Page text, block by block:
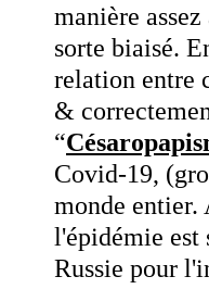
manière
sorte biaisé.
relation entre
&
“
Covid-19,
monde entier.
l'épidémie est
Russie pour